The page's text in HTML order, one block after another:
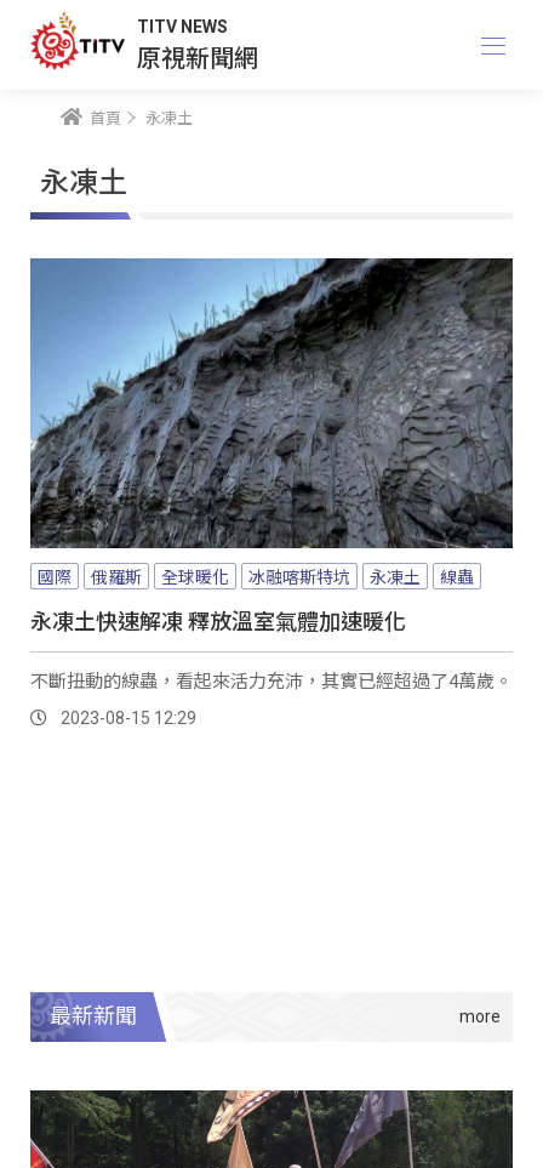
TITV NEWS
原視新聞網
首頁 永凍土
永凍土
國際 俄羅斯 全球暖化 冰融喀斯特坑 永凍土 線蟲
永凍土快速解凍 釋放溫室氣體加速暖化
不斷扭動的線蟲，看起來活力充沛，其實已經超過了4萬歲。
2023-08-15 12:29
最新新聞